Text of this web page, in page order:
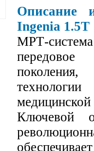
Описание
Ingenia 1.5T
МРТ-
передовое
медицинской
Ключевой